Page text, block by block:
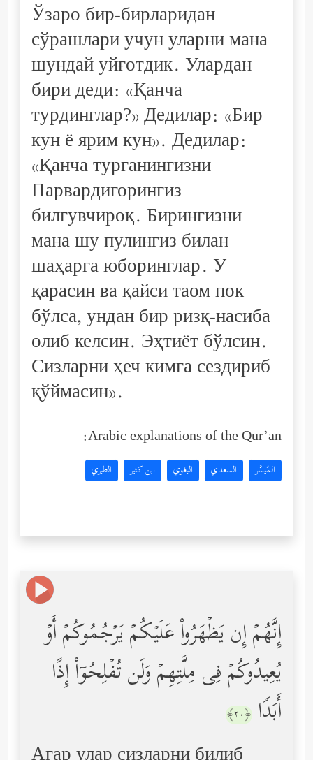
Ўзаро бир-бирларидан
сўрашлари учун уларни мана
шундай уйғотдик. Улардан
бири деди: «Қанча
турдинглар?» Дедилар: «Бир
кун ё ярим кун». Дедилар:
«Қанча турганингизни
Парвардигорингиз
билгувчироқ. Бирингизни
мана шу пулингиз билан
шаҳарга юборинглар. У
қарасин ва қайси таом пок
бўлса, ундан бир ризқ-насиба
олиб келсин. Эҳтиёт бўлсин.
Сизларни ҳеч кимга сездириб
қўймасин».
Arabic explanations of the Qur’an:
المُيسَّر السعدي البغوي ابن كثير الطبري
إِنَّهُمۡ إِن یَظۡهَرُواْ عَلَیۡكُمۡ یَرۡجُمُوكُمۡ أَوۡ
یُعِیدُوكُمۡ فِی مِلَّتِهِمۡ وَلَن تُفۡلِحُوۤاْ إِذًا
أَبَدࣰا ﴿٢٠﴾